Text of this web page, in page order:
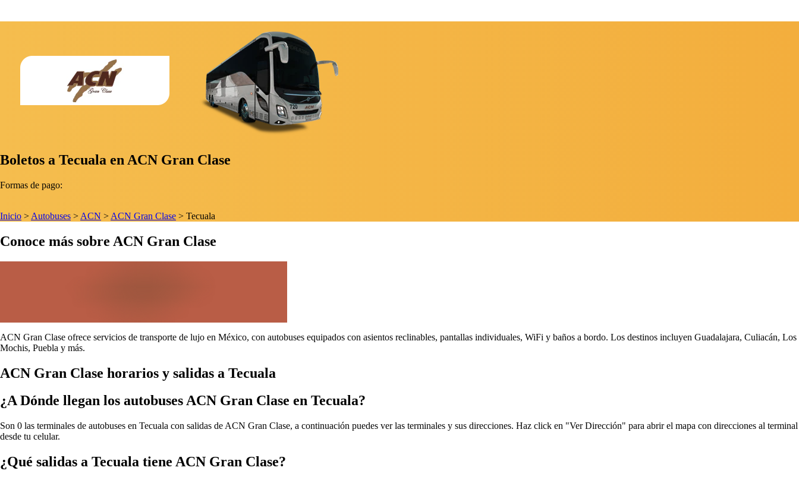
Boletos a Tecuala en ACN Gran Clase
Formas de pago:
Inicio > Autobuses > ACN > ACN Gran Clase > Tecuala
Conoce más sobre ACN Gran Clase
ACN Gran Clase ofrece servicios de transporte de lujo en México, con autobuses equipados con asientos reclinables, pantallas individuales, WiFi y baños a bordo. Los destinos incluyen Guadalajara, Culiacán, Los
Mochis, Puebla y más.
ACN Gran Clase horarios y salidas a Tecuala
¿A Dónde llegan los autobuses ACN Gran Clase en Tecuala?
Son 0 las terminales de autobuses en Tecuala con salidas de ACN Gran Clase, a continuación puedes ver las terminales y sus direcciones. Haz click en "Ver Dirección" para abrir el mapa con direcciones al terminal
desde tu celular.
¿Qué salidas a Tecuala tiene ACN Gran Clase?